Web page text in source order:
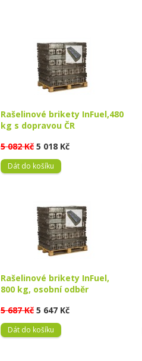
Rašelinové brikety InFuel,480
kg s dopravou ČR
5 082 Kč 5 018 Kč
Dát do košíku
Rašelinové brikety InFuel,
800 kg, osobní odběr
5 687 Kč 5 647 Kč
Dát do košíku